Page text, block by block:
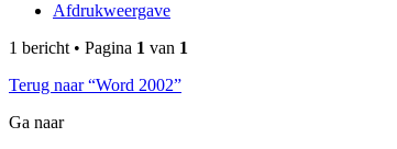
Afdrukweergave
1 bericht • Pagina 1 van 1
Terug naar “Word 2002”
Ga naar